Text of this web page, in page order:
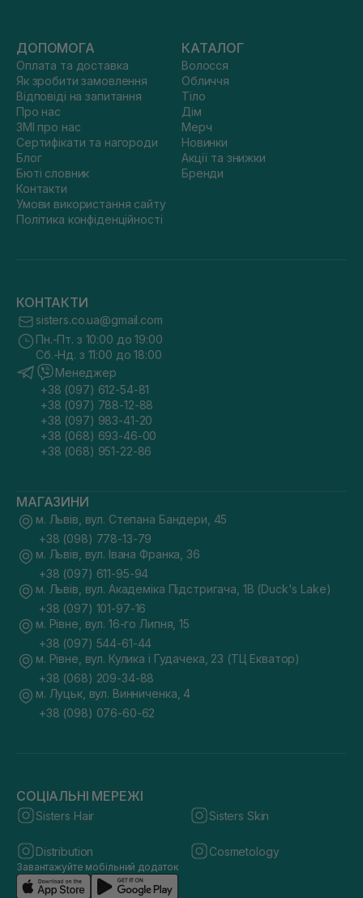
ДОПОМОГА
Оплата та доставка
Як зробити замовлення
Відповіді на запитання
Про нас
ЗМІ про нас
Сертифікати та нагороди
Блог
Бюті словник
Контакти
Умови використання сайту
Політика конфіденційності
КАТАЛОГ
Волосся
Обличчя
Тіло
Дім
Мерч
Новинки
Акції та знижки
Бренди
КОНТАКТИ
sisters.co.ua@gmail.com
Пн.-Пт. з 10:00 до 19:00
Сб.-Нд. з 11:00 до 18:00
Менеджер
+38 (097) 612-54-81
+38 (097) 788-12-88
+38 (097) 983-41-20
+38 (068) 693-46-00
+38 (068) 951-22-86
МАГАЗИНИ
м. Львів, вул. Степана Бандери, 45
+38 (098) 778-13-79
м. Львів, вул. Івана Франка, 36
+38 (097) 611-95-94
м. Львів, вул. Академіка Підстригача, 1В (Duck's Lake)
+38 (097) 101-97-16
м. Рівне, вул. 16-го Липня, 15
+38 (097) 544-61-44
м. Рівне, вул. Кулика і Гудачека, 23 (ТЦ Екватор)
+38 (068) 209-34-88
м. Луцьк, вул. Винниченка, 4
+38 (098) 076-60-62
СОЦІАЛЬНІ МЕРЕЖІ
Sisters Hair Sisters Skin
Distribution Cosmetology
Завантажуйте мобільний додаток